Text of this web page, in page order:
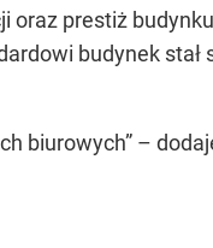
oraz prestiż
budynek stał
biurowych” –